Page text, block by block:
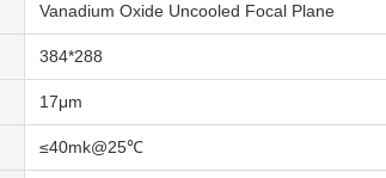
Vanadium Oxide Uncooled Focal Plane
384*288
17μm
≤40mk@25℃